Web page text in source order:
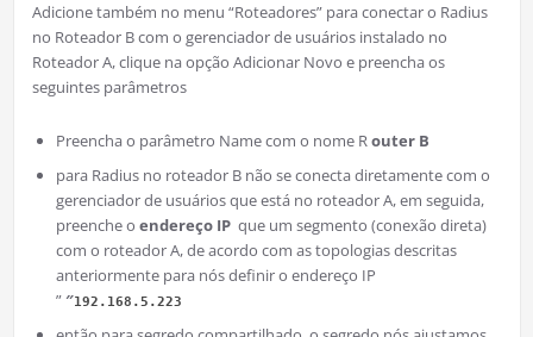
Adicione também no menu “Roteadores” para conectar o Radius
no Roteador B com o gerenciador de usuários instalado no
Roteador A, clique na opção Adicionar Novo e preencha os
seguintes parâmetros
Preencha o parâmetro Name com o nome Router B
para Radius no roteador B não se conecta diretamente com o
gerenciador de usuários que está no roteador A, em seguida,
preenche o endereço IP que um segmento (conexão direta)
com o roteador A, de acordo com as topologias descritas
anteriormente para nós definir o endereço IP
” ″192. 168.5.223